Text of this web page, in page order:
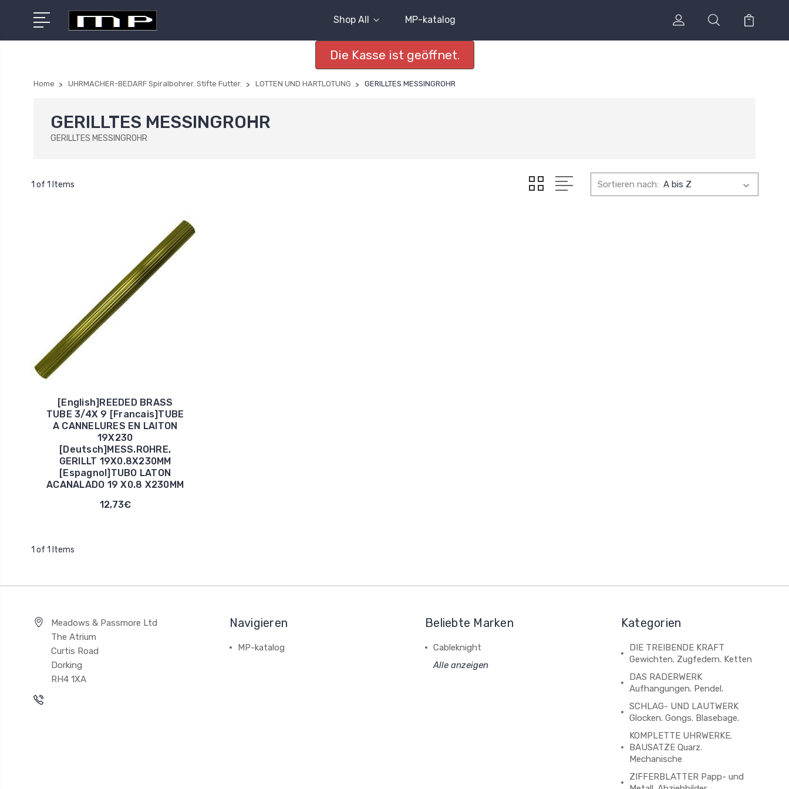
Shop All MP-katalog
Die Kasse ist geöffnet.
Home UHRMACHER-BEDARF Spiralbohrer. Stifte Futter. LOTTEN UND HARTLOTUNG GERILLTES MESSINGROHR
GERILLTES MESSINGROHR
GERILLTES MESSINGROHR
1 of 1 Items Sortieren nach:
[English]REEDED BRASS
TUBE 3/4X 9 [Francais]TUBE
A CANNELURES EN LAITON
19X230
[Deutsch]MESS.ROHRE,
GERILLT 19X0.8X230MM
[Espagnol]TUBO LATON
ACANALADO 19 X0.8 X230MM
12,73€
1 of 1 Items
Meadows & Passmore Ltd
The Atrium
Curtis Road
Dorking
RH4 1XA
Navigieren
MP-katalog
Beliebte Marken
Cableknight
Alle anzeigen
Kategorien
DIE TREIBENDE KRAFT
Gewichten. Zugfedern. Ketten
DAS RADERWERK
Aufhangungen. Pendel.
SCHLAG- UND LAUTWERK
Glocken. Gongs. Blasebage.
KOMPLETTE UHRWERKE.
BAUSATZE Quarz.
Mechanische
ZIFFERBLATTER Papp- und